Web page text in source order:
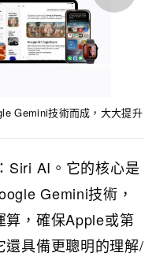
Gemini技術而成，大大提升
Siri AI。它的核心是
Gemini技術，
算，確保Apple或第
還具備更聰明的理解/